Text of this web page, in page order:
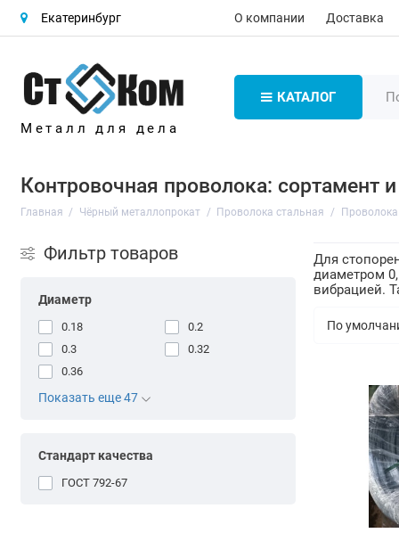
Екатеринбург О компании Доставка
Металл для дела
КАТАЛОГ
Контровочная проволока: сортамент
Главная Чёрный металлопрокат Проволока стальная
Фильтр товаров
Диаметр
0.18
0.2
0.3
0.32
0.36
Показать еще 47
Стандарт качества
ГОСТ 792-67
Для
диаметром
вибрацией.